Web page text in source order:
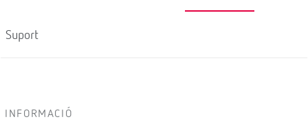
Suport
INFORMACIÓ